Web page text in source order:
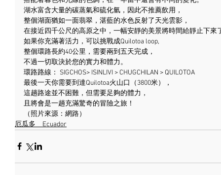
湖水富含大量的碳蒸氣和硫化氫，因此不推薦飲用，
整個湖面猶如一面翡翠，湛藍的水色反射了天光雲影，
在接近四千公尺的高原之中，一幅安靜的美景將時間給靜止下來
如果你充滿著活力，可以挑戰成Quilotoa loop,
整個環路長約40公里，需要兩到五天完成，
不過一切取決於您的實力和體力。
環路路線： SIGCHOS> ISINLIVI > CHUGCHILAN > QUILOTOA
最後一天你需要到達Quilotoa火山口（3800米），
這趟路途並不困難，但需要足夠的體力，
且將會是一趟充滿驚奇的冒險之旅！
（照片來源：網路）
厄瓜多＿Ecuador